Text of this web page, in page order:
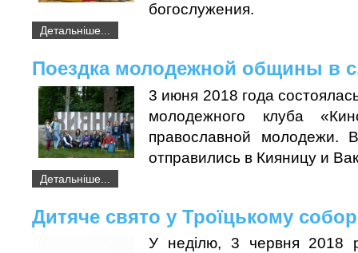
богослужения.
Детальніше...
Поездка молодежной общины в
3 июня 2018 года
молодежного клуба
православной молодежи.
отправились в Кияницу и
Детальніше...
Дитяче свято у Троїцькому
У неділю, 3 червня 2018